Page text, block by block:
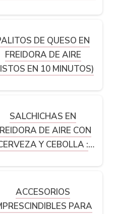
DE QUESO EN
FREIDORA DE AIRE
EN 10 MINUTOS)
SALCHICHAS EN
DE AIRE CON
Y CEBOLLA :
ACCESORIOS
PARA